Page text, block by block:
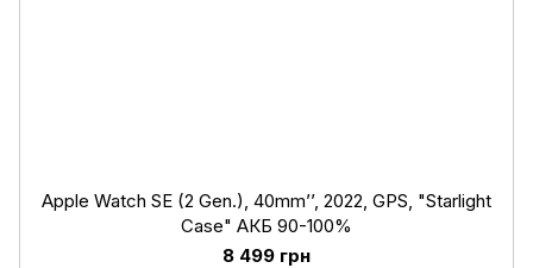
Apple Watch SE (2 Gen.), 40mm’’, 2022, GPS, "Starlight
Case" АКБ 90-100%
8 499 грн